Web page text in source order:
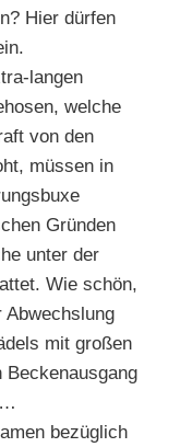
Hier dürfen
langen
welche
von den
müssen in
Gründen
unter der
Wie schön,
mit großen
Beckenausgang
bezüglich